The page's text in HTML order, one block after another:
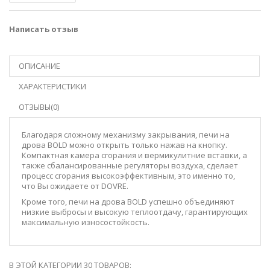
Написать отзыв
ОПИСАНИЕ
ХАРАКТЕРИСТИКИ
ОТЗЫВЫ(0)
Благодаря сложному механизму закрывания, печи на
дрова BOLD можно открыть только нажав на кнопку.
Компактная камера сгорания и вермикулитние вставки, а
также сбалансированные регуляторы воздуха, сделает
процесс сгорания высокоэффективным, это именно то,
что Вы ожидаете от DOVRE.
Кроме того, печи на дрова BOLD успешно объединяют
низкие выбросы и высокую теплоотдачу, гарантирующих
максимальную износостойкость.
В ЭТОЙ КАТЕГОРИИ 30 ТОВАРОВ: